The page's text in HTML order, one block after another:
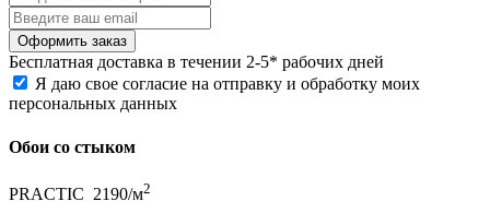
Бесплатная доставка в течении 2-5* рабочих дней
Я даю свое согласие на отправку и обработку моих
персональных данных
Обои со стыком
PRACTIC 2190/м2